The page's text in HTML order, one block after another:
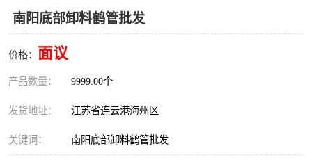
南阳底部卸料鹤管批发
价格： 面议
产品数量： 9999.00个
发货地址： 江苏省连云港海州区
关键词： 南阳底部卸料鹤管批发
车臂